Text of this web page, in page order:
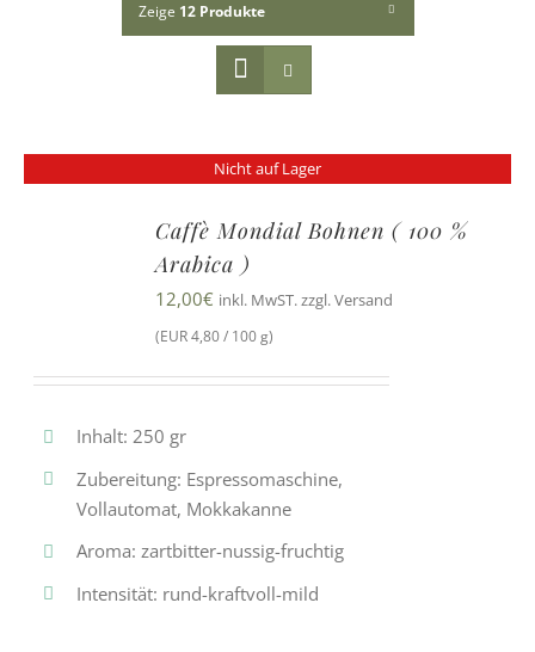
Zeige 12 Produkte
Nicht auf Lager
Caffè Mondial Bohnen ( 100 %
Arabica )
12,00€ inkl. MwST. zzgl. Versand
(EUR 4,80 / 100 g)
Inhalt: 250 gr
Zubereitung: Espressomaschine,
Vollautomat, Mokkakanne
Aroma: zartbitter-nussig-fruchtig
Intensität: rund-kraftvoll-mild